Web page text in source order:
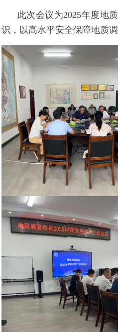
此次会议为2025年度地
识，以高水平安全保障地质